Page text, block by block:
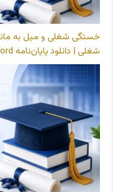
خستگی شغلی و میل به
شغلی | دانلود پایان‌نامه Word